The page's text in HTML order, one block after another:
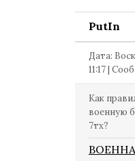
PutIn
Дата:
11:17 |
Как
военную
7тх?